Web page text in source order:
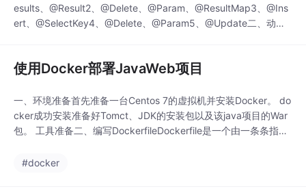
esults、@Result2、@Delete、@Param、@ResultMap3、@Ins
ert、@SelectKey4、@Delete、@Param5、@Update二、动态S
使用Docker部署JavaWeb项目
一、环境准备首先准备一台Centos 7的虚拟机并安装Docker。 do
cker成功安装准备好Tomct、JDK的安装包以及该java项目的War
包。 工具准备二、编写DockerfileDockerfile是一个由一条条指令
erfile内容如下：FROM cent...
#docker